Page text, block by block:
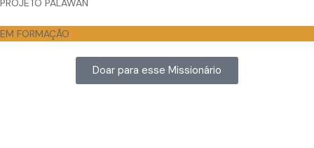
PROJETO PALAWAN
EM FORMAÇÃO
Doar para esse Missionário